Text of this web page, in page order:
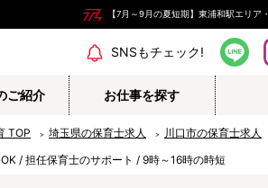
【7月～9月の夏短期】東浦和駅エリ
SNSもチェック!
ご紹介 お仕事を探す
TOP 埼玉県の保育士求人 川口市の保育士求人
/ 担任保育士のサポート / 9時～16時の時短
エリア情報